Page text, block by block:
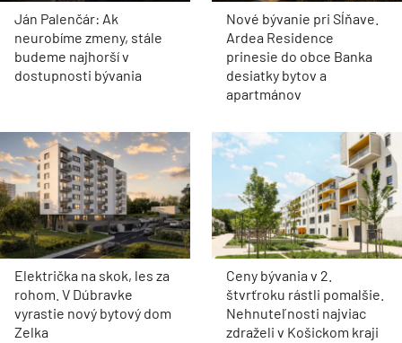
Ján Palenčár: Ak
neurobíme zmeny, stále
budeme najhorší v
dostupnosti bývania
Nové bývanie pri Sĺňave.
Ardea Residence
prinesie do obce Banka
desiatky bytov a
apartmánov
Električka na skok, les za
rohom. V Dúbravke
vyrastie nový bytový dom
Zelka
Ceny bývania v 2.
štvrťroku rástli pomalšie.
Nehnuteľnosti najviac
zdraželi v Košickom kraji